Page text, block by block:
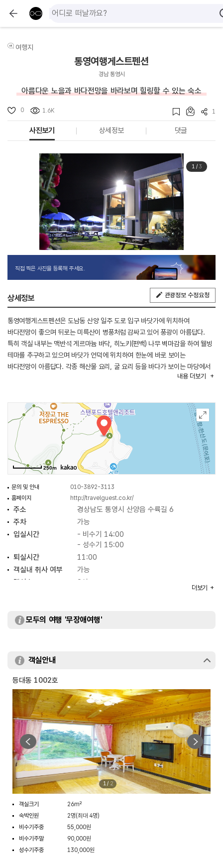
여행지
통영여행게스트펜션
경남 통영시
아름다운 노을과 바다전망을 바라보며 힐링할 수 있는 숙소
0 1.6K 1
사진보기 상세정보 댓글
1/ 3
직접 찍은 사진을 등록해 주세요.
상세정보 관광정보 수정요청
통영여행게스트펜션은 도남동 산양 일주 도로 입구 바닷가에 위치하여
바다전망이 좋으며 뒤로는 미륵산이 병풍처럼 감싸고 있어 풍광이 아름답다.
특히 객실 내부는 맥반석 게르마늄 바닥, 히노키(편백) 나무 벽마감을 하여 웰빙
테마를 추구하고 있으며 바닷가 언덕에 위치하여 한눈에 바로 보이는
바다전망이 아름답다. 각종 해산물 요리, 굴 요리 등을 바다가 보이는 마당에서
직접 먹을 수 있으며 야외 바비큐장에서 구이류를 즐길 수도 있다. 또한 도남동
내용 더보기
250m
문의 및 안내
010-3892-3113
홈페이지
http://travelguest.co.kr/
주소
경상남도 통영시 산양읍 수륙길 6
주차
가능
입실시간
- 비수기 14:00
- 성수기 15:00
퇴실시간
11:00
객실내 취사 여부
가능
객실수
8실
더보기
모두의 여행 '무장애여행'
객실안내
등대동 1002호
1/ 2
객실크기
26m²
숙박인원
2명(최대 4명)
비수기주중
55,000원
비수기주말
90,000원
성수기주중
130,000원